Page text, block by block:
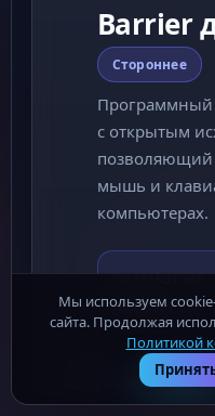
Barrier
Стороннее
Программный
с открытым
позволяющий
мышь и
компьютерах.
РАЗРАБОТЧИК
Barrier
📖 Как
Mac-Soft.ru -
конфиденциальности
·
Мы используем
сайта. Продолжая
Политикой